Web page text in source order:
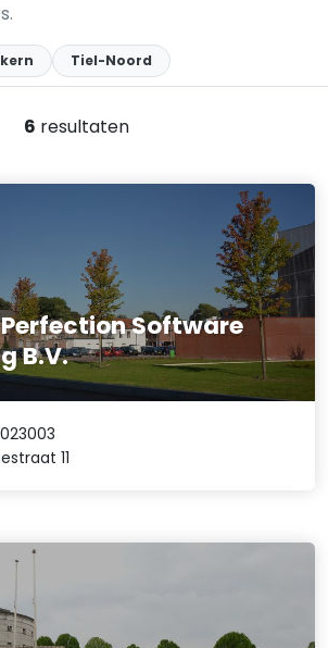
Tiel-Noord
6 resultaten
Software
B.V.
11